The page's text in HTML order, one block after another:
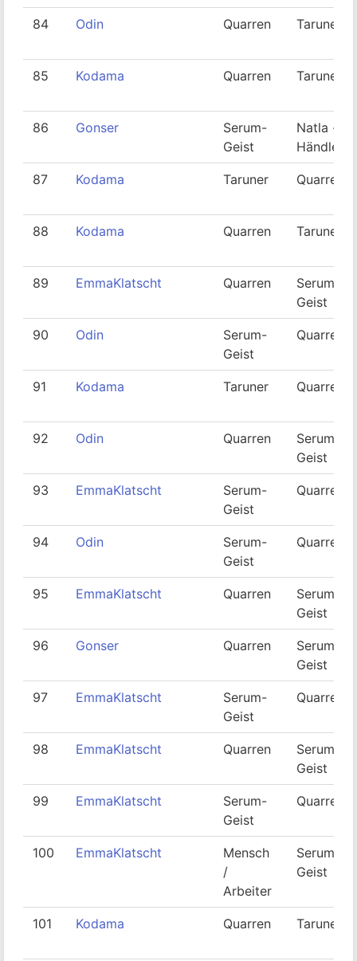
84 Odin Quarren Taruner
85 Kodama Quarren Taruner
86 Gonser
Serum-
Geist
Natla -
Händler
87 Kodama Taruner Quarren
88 Kodama Quarren Taruner
89 EmmaKlatscht Quarren
Serum-
Geist
90 Odin
Serum-
Geist
Quarren
91 Kodama Taruner Quarren
92 Odin Quarren
Serum-
Geist
93 EmmaKlatscht
Serum-
Geist
Quarren
94 Odin
Serum-
Geist
Quarren
95 EmmaKlatscht Quarren
Serum-
Geist
96 Gonser Quarren
Serum-
Geist
97 EmmaKlatscht
Serum-
Geist
Quarren
98 EmmaKlatscht Quarren
Serum-
Geist
99 EmmaKlatscht
Serum-
Geist
Quarren
100 EmmaKlatscht
Mensch
/
Arbeiter
Serum-
Geist
101 Kodama Quarren Taruner